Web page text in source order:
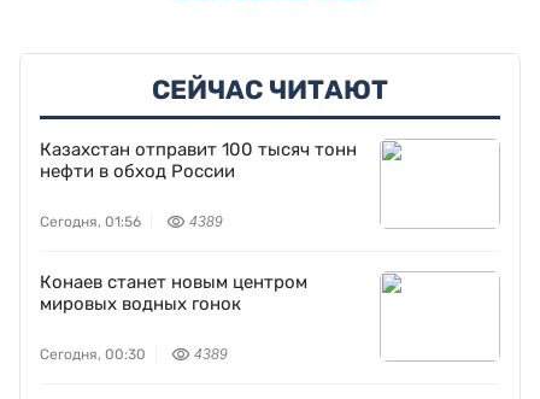
СЕЙЧАС ЧИТАЮТ
Казахстан отправит 100 тысяч тонн
нефти в обход России
Сегодня, 01:56 4389
Конаев станет новым центром
мировых водных гонок
Сегодня, 00:30 4389